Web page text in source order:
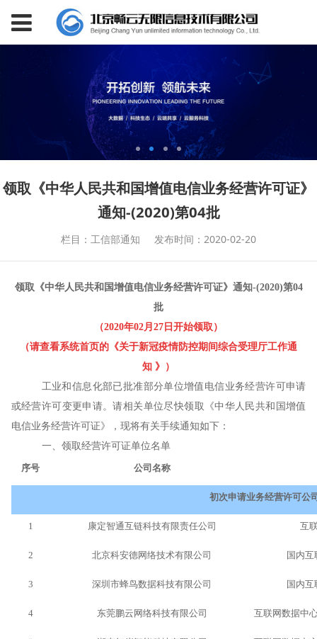
领取《中华人民共和国增值电信业务经营许可证》
通知-(2020)第04批
栏目：工信部通知 发布时间：2020-02-20
领取《中华人民共和国增值电信业务经营许可证》通知-(2020)第04
批
（2020年02月 27 日开始领取）
（请查看系统首页的《关于新冠疫情防控期间综合受理厅工作通
知 》）
工业和信息化部已批准部分单位增值电信业务经营许可申请
或经营许可变更申请。请相关单位尽快领取《中华人民共和国增值
电信业务经营许可证》，现将有关手续通知如下：
一、领取经营许可证单位名单
序号 公司名称
初次申请业务经营许可公
1 康定智通互链科技有限责任公司 互
2 北京科安德网络技术有限公司 国内
3 深圳市蜂鸟数据科技有限公司 国内
4 东莞鹏云网络科技有限公司 互联网数据中